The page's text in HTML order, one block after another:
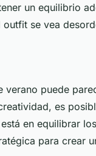
un equilibrio
se vea
verano puede
es
en equilibrar los
para crear